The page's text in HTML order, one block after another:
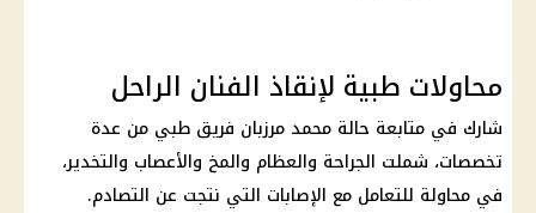
محاولات طبية لإنقاذ الفنان الراحل
شارك في متابعة حالة محمد مرزبان فريق طبي من عدة
تخصصات، شملت الجراحة والعظام والمخ والأعصاب والتخدير،
في محاولة للتعامل مع الإصابات التي نتجت عن التصادم.